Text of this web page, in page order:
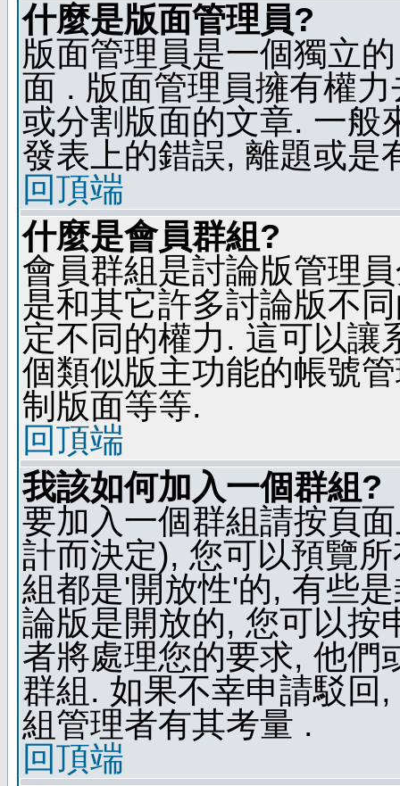
什麼是版面管理員?
版面管理員是一個獨立
面 . 版面管理員擁有權
或分割版面的文章. 一般
發表上的錯誤, 離題或是
回頂端
什麼是會員群組?
會員群組是討論版管理
是和其它許多討論版不
定不同的權力. 這可以讓
個類似版主功能的帳號
制版面等等.
回頂端
我該如何加入一個群組?
要加入一個群組請按頁
計而決定), 您可以預覽
組都是'開放性'的, 有些
論版是開放的, 您可以按
者將處理您的要求, 他們
群組. 如果不幸申請駁回
組管理者有其考量 .
回頂端